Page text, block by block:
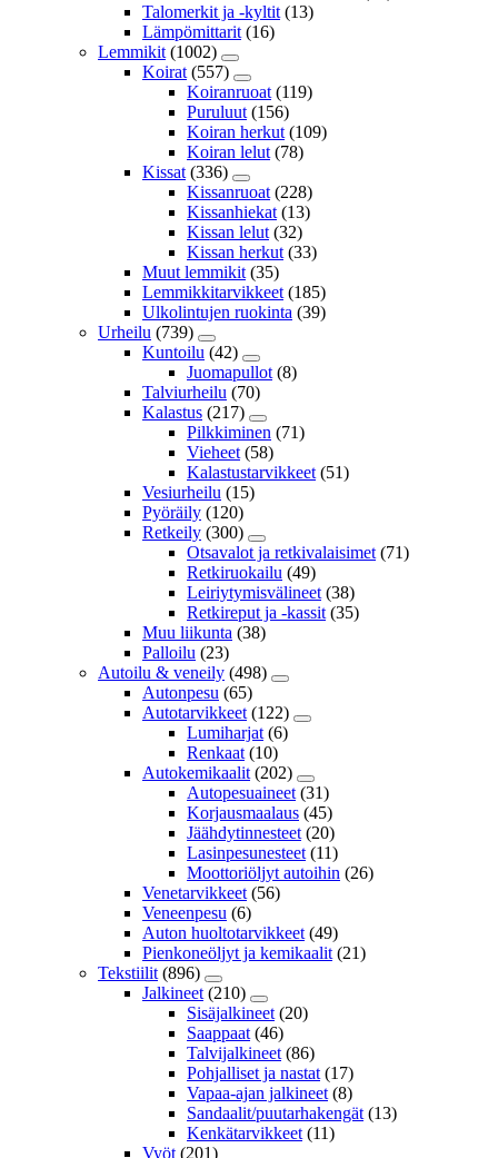
Talomerkit ja -kyltit (13)
Lämpömittarit (16)
Lemmikit (1002)
Koirat (557)
Koiranruoat (119)
Puruluut (156)
Koiran herkut (109)
Koiran lelut (78)
Kissat (336)
Kissanruoat (228)
Kissanhiekat (13)
Kissan lelut (32)
Kissan herkut (33)
Muut lemmikit (35)
Lemmikkitarvikkeet (185)
Ulkolintujen ruokinta (39)
Urheilu (739)
Kuntoilu (42)
Juomapullot (8)
Talviurheilu (70)
Kalastus (217)
Pilkkiminen (71)
Vieheet (58)
Kalastustarvikkeet (51)
Vesiurheilu (15)
Pyöräily (120)
Retkeily (300)
Otsavalot ja retkivalaisimet (71)
Retkiruokailu (49)
Leiriytymisvälineet (38)
Retkireput ja -kassit (35)
Muu liikunta (38)
Palloilu (23)
Autoilu & veneily (498)
Autonpesu (65)
Autotarvikkeet (122)
Lumiharjat (6)
Renkaat (10)
Autokemikaalit (202)
Autopesuaineet (31)
Korjausmaalaus (45)
Jäähdytinnesteet (20)
Lasinpesunesteet (11)
Moottoriöljyt autoihin (26)
Venetarvikkeet (56)
Veneenpesu (6)
Auton huoltotarvikkeet (49)
Pienkoneöljyt ja kemikaalit (21)
Tekstiilit (896)
Jalkineet (210)
Sisäjalkineet (20)
Saappaat (46)
Talvijalkineet (86)
Pohjalliset ja nastat (17)
Vapaa-ajan jalkineet (8)
Sandaalit/puutarhakengät (13)
Kenkätarvikkeet (11)
Vyöt (201)